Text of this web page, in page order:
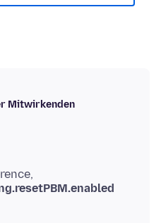
Mitwirkenden